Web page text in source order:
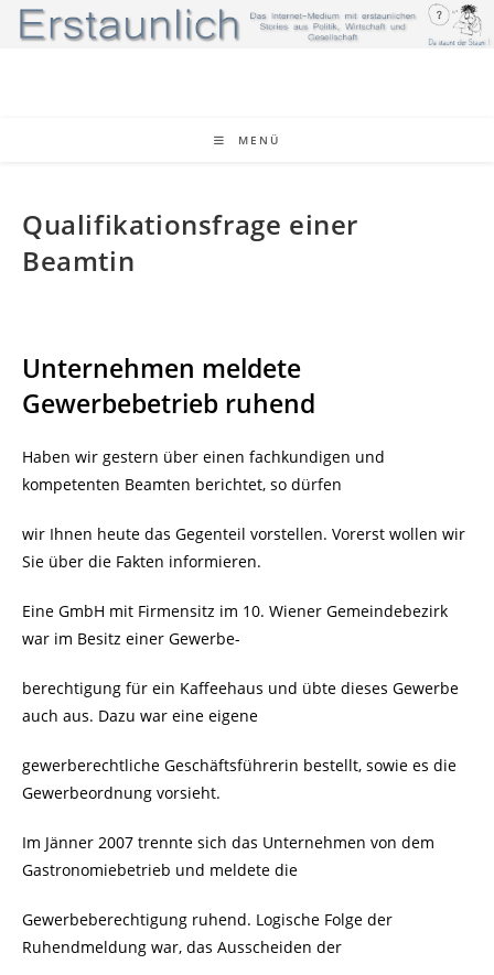
Zum
Inhalt
MENÜ
Qualifikationsfrage einer
Beamtin
Unternehmen meldete
Gewerbebetrieb ruhend
Haben wir gestern über einen fachkundigen und
kompetenten Beamten berichtet, so dürfen
wir Ihnen heute das Gegenteil vorstellen. Vorerst wollen wir
Sie über die Fakten informieren.
Eine GmbH mit Firmensitz im 10. Wiener Gemeindebezirk
war im Besitz einer Gewerbe-
berechtigung für ein Kaffeehaus und übte dieses Gewerbe
auch aus. Dazu war eine eigene
gewerberechtliche Geschäftsführerin bestellt, sowie es die
Gewerbeordnung vorsieht.
Im Jänner 2007 trennte sich das Unternehmen von dem
Gastronomiebetrieb und meldete die
Gewerbeberechtigung ruhend. Logische Folge der
Ruhendmeldung war, das Ausscheiden der